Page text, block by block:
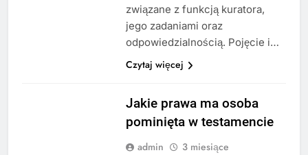
związane z funkcją kuratora,
jego zadaniami oraz
odpowiedzialnością. Pojęcie i…
Czytaj więcej
Jakie prawa ma osoba
pominięta w testamencie
admin
3 miesiące